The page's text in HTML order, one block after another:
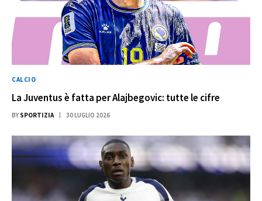
CALCIO
La Juventus è fatta per Alajbegovic: tutte le cifre
BY SPORTIZIA 30 LUGLIO 2026